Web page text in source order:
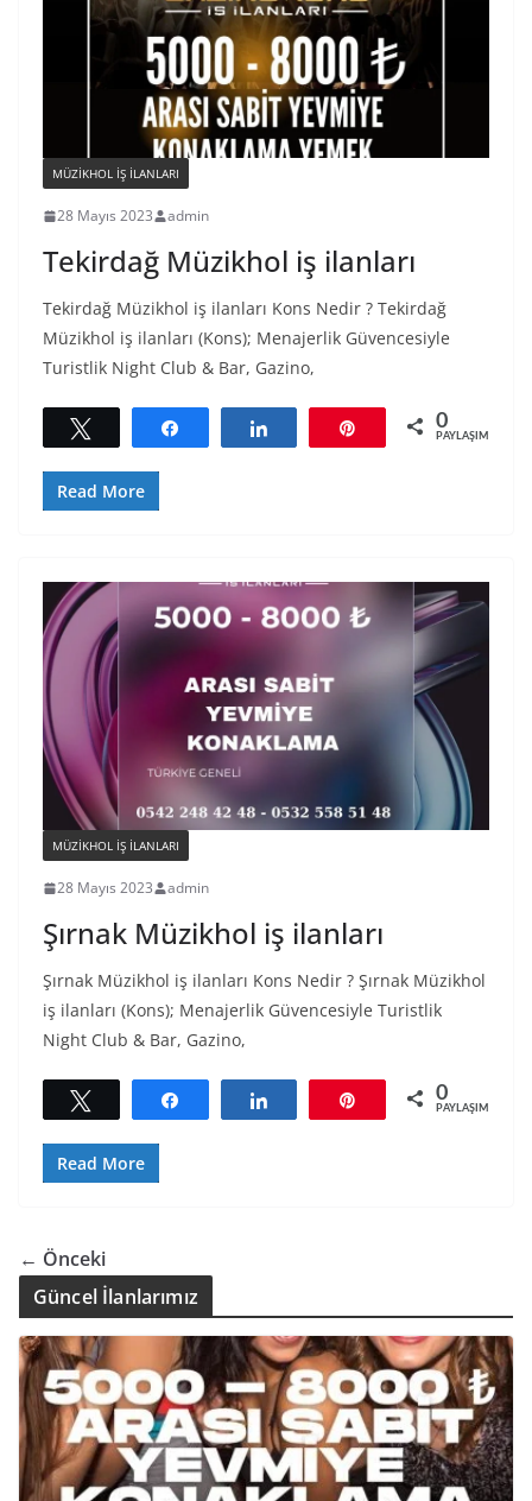
MÜZIKHOL IŞ ILANLARI
28 Mayıs 2023 admin
Tekirdağ Müzikhol iş ilanları
Tekirdağ Müzikhol iş ilanları Kons Nedir ? Tekirdağ
Müzikhol iş ilanları (Kons); Menajerlik Güvencesiyle
Turistlik Night Club & Bar, Gazino,
Tweetle 0
PAYLAŞIMLAR
Read More
MÜZIKHOL IŞ ILANLARI
28 Mayıs 2023 admin
Şırnak Müzikhol iş ilanları
Şırnak Müzikhol iş ilanları Kons Nedir ? Şırnak Müzikhol
iş ilanları (Kons); Menajerlik Güvencesiyle Turistlik
Night Club & Bar, Gazino,
Tweetle 0
PAYLAŞIMLAR
Read More
← Önceki
Güncel İlanlarımız